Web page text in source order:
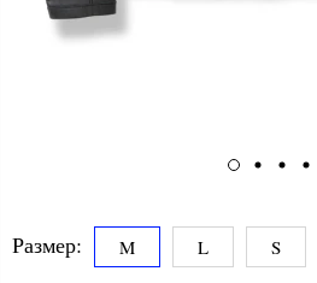
Размер: M L S